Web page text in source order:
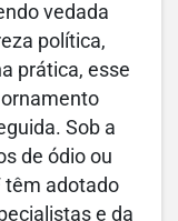
vedada
política,
prática, esse
Sob a
de ódio ou
têm adotado
e da